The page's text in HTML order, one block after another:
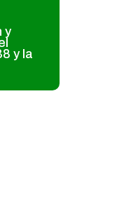
y
y la